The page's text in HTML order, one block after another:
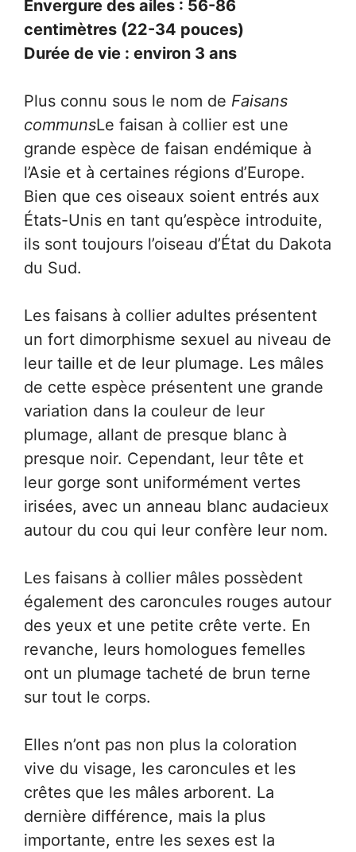
Envergure des ailes : 56-86
centimètres (22-34 pouces)
Durée de vie : environ 3 ans
Plus connu sous le nom de Faisans
communsLe faisan à collier est une
grande espèce de faisan endémique à
l’Asie et à certaines régions d’Europe.
Bien que ces oiseaux soient entrés aux
États-Unis en tant qu’espèce introduite,
ils sont toujours l’oiseau d’État du Dakota
du Sud.
Les faisans à collier adultes présentent
un fort dimorphisme sexuel au niveau de
leur taille et de leur plumage. Les mâles
de cette espèce présentent une grande
variation dans la couleur de leur
plumage, allant de presque blanc à
presque noir. Cependant, leur tête et
leur gorge sont uniformément vertes
irisées, avec un anneau blanc audacieux
autour du cou qui leur confère leur nom.
Les faisans à collier mâles possèdent
également des caroncules rouges autour
des yeux et une petite crête verte. En
revanche, leurs homologues femelles
ont un plumage tacheté de brun terne
sur tout le corps.
Elles n’ont pas non plus la coloration
vive du visage, les caroncules et les
crêtes que les mâles arborent. La
dernière différence, mais la plus
importante, entre les sexes est la